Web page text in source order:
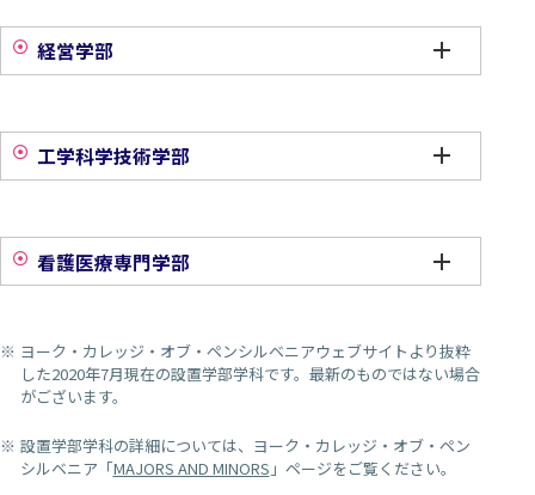
経営学部
工学科学技術学部
看護医療専門学部
ヨーク・カレッジ・オブ・ペンシルベニアウェブサイトより抜粋
した2020年7月現在の設置学部学科です。最新のものではない場合
がございます。
設置学部学科の詳細については、ヨーク・カレッジ・オブ・ペン
シルベニア「MAJORS AND MINORS 」ページをご覧ください。